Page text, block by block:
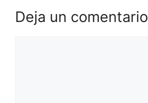
Deja un comentario